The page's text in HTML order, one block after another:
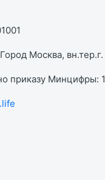
Москва,
приказу Минцифры: